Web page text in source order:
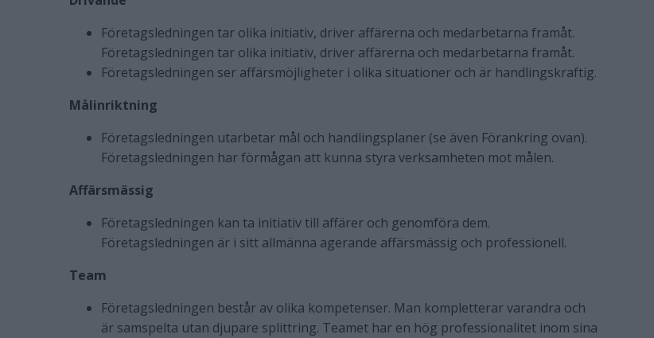
Företagsledningen tar olika initiativ, driver affärerna och medarbetarna framåt.
Företagsledningen tar olika initiativ, driver affärerna och medarbetarna framåt.
Företagsledningen ser affärsmöjligheter i olika situationer och är handlingskraftig.
Målinriktning
Företagsledningen utarbetar mål och handlingsplaner (se även Förankring ovan).
Företagsledningen har förmågan att kunna styra verksamheten mot målen.
Affärsmässig
Företagsledningen kan ta initiativ till affärer och genomföra dem.
Företagsledningen är i sitt allmänna agerande affärsmässig och professionell.
Team
Företagsledningen består av olika kompetenser. Man kompletterar varandra och
är samspelta utan djupare splittring. Teamet har en hög professionalitet inom sina